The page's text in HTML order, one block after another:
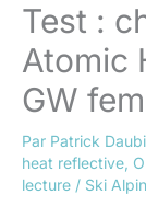
Test :
Atomic
GW
Par Patrick
heat reflective
lecture / Ski